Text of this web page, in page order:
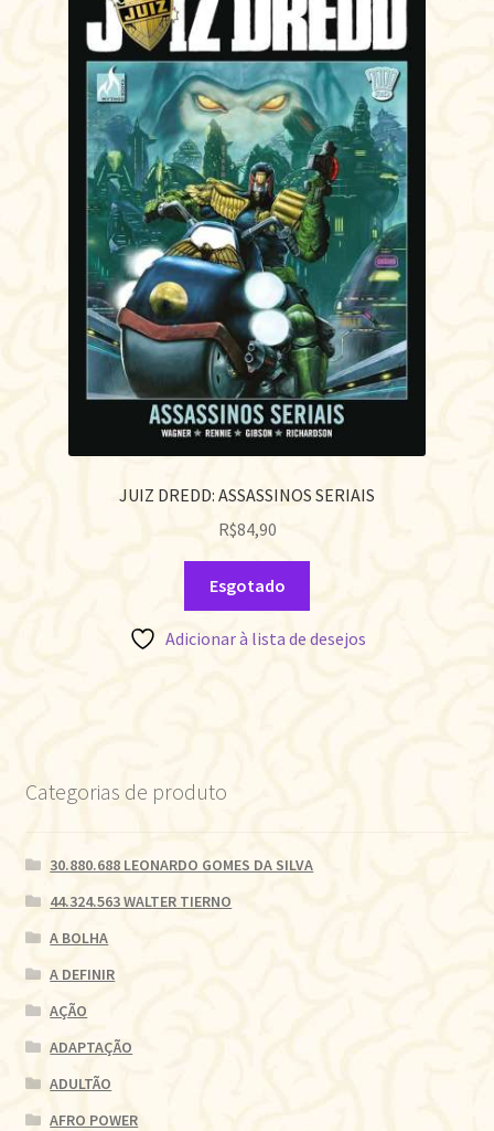
JUIZ DREDD: ASSASSINOS SERIAIS
R$84,90
Esgotado
Adicionar à lista de desejos
Categorias de produto
30.880.688 LEONARDO GOMES DA SILVA
44.324.563 WALTER TIERNO
A BOLHA
A DEFINIR
AÇÃO
ADAPTAÇÃO
ADULTÃO
AFRO POWER